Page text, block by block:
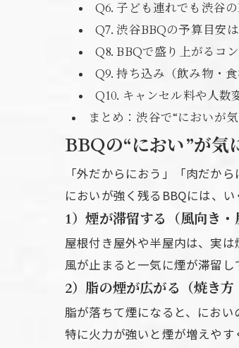
Q6. 子ども連れでも渋谷
Q7. 渋谷BBQの予算目安
Q8. BBQで盛り上がるコ
Q9. 持ち込み（飲み物・
Q10. キャンセル料や人数
まとめ：渋谷で“においが
BBQの“におい”が気
「外だからにおう」「肉だか
においが強く残るBBQには、い
1）煙が滞留する（風向き・
屋根付き屋外や半屋内は、実は
風が止まると一気に煙が滞留し
2）脂の煙が広がる（焼き方
脂が落ちて煙になると、におい
特に火力が強いと煙が増えやす